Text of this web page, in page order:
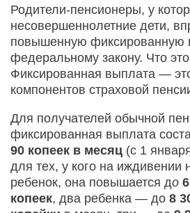
Родители-пенсионеры, у
несовершеннолетние дети,
повышенную фиксированную
федеральному закону. Что
Фиксированная выплата —
компонентов страховой
Для получателей обычной
фиксированная выплата
90 копеек в месяц (с 1
для тех, у кого на иждивении
ребенок, она повышается до
копеек, два ребенка — до 8